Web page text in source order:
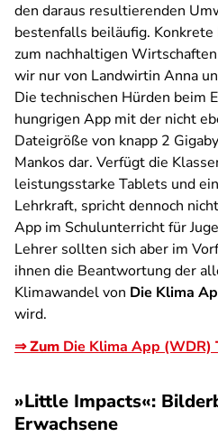
den daraus resultierenden
bestenfalls beiläufig.
zum nachhaltigen
wir nur von Landwirtin Anna
Die technischen Hürden beim
hungrigen App mit der nicht
Dateigröße von knapp 2
Mankos dar. Verfügt die
leistungsstarke Tablets und
Lehrkraft, spricht dennoch
App im Schulunterricht für
Lehrer sollten sich aber im
ihnen die Beantwortung der
Klimawandel von Die Klima
wird.
⇒ Zum Die Klima App (WDR)
»Little Impacts«:
Erwachsene